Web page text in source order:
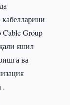
Group
яшил
ва
.